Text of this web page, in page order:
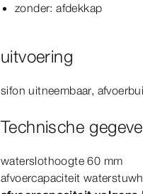
zonder: afdekkap
uitvoering
sifon uitneembaar,
Technische
waterslothoogte 60 mm
afvoercapaciteit